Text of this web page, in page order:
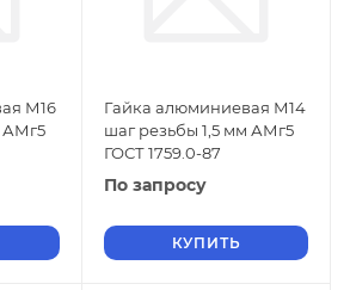
М16
АМг5
Гайка алюминиевая М14
шаг резьбы 1,5 мм АМг5
ГОСТ 1759.0-87
По запросу
КУПИТЬ